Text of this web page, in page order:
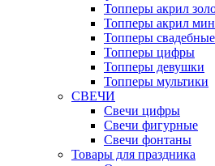
Топперы акрил
Топперы акрил
Топперы свадебные
Топперы цифры
Топперы девушки
Топперы мультики
СВЕЧИ
Свечи цифры
Свечи фигурные
Свечи фонтаны
Товары для праздника